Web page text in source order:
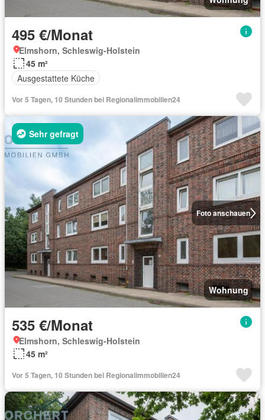
495 €/Monat
Elmshorn, Schleswig-Holstein
45 m²
Ausgestattete Küche
Vor 5 Tagen, 10 Stunden bei Regionalimmobilien24
Foto anschauen
Sehr gefragt
Wohnung
535 €/Monat
Elmshorn, Schleswig-Holstein
45 m²
Vor 5 Tagen, 10 Stunden bei Regionalimmobilien24